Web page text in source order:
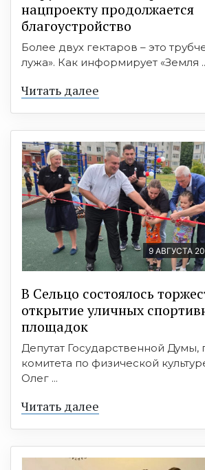
нацпроекту продолжается
благоустройство
Более двух гектаров – это
лужа». Как информирует «Земля
Читать далее
9 АВГУСТА
В Сельцо состоялось
открытие уличных
площадок
Депутат Государственной Думы,
комитета по физической
Олег ...
Читать далее